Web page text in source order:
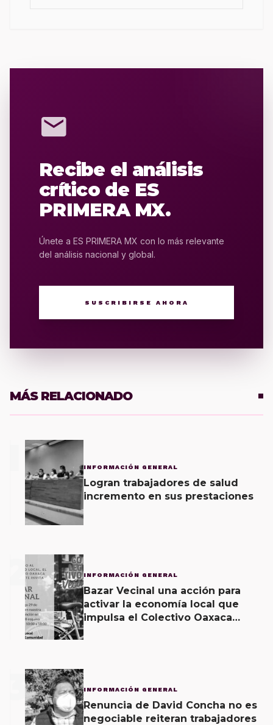
mail
Recibe el análisis
crítico de ES
PRIMERA MX.
Únete a ES PRIMERA MX con lo más relevante
del análisis nacional y global.
SUSCRIBIRSE AHORA
MÁS RELACIONADO
INFORMACIÓN GENERAL
Logran trabajadores de salud
incremento en sus prestaciones
2 INFORMACIÓN GENERAL
Bazar Vecinal una acción para
activar la economía local que
impulsa el Colectivo Oaxaca
3 INFORMACIÓN GENERAL
Renuncia de David Concha no es
negociable reiteran trabajadores